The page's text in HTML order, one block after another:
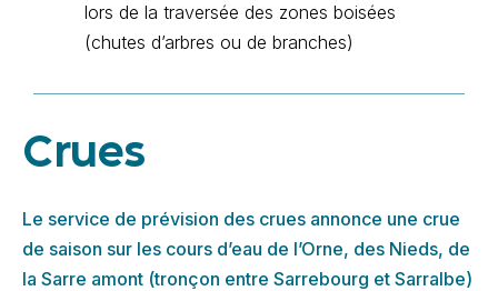
lors de la traversée des zones boisées
(chutes d’arbres ou de branches)
Crues
Le service de prévision des crues annonce une crue
de saison sur les cours d’eau de l’Orne, des Nieds, de
la Sarre amont (tronçon entre Sarrebourg et Sarralbe)